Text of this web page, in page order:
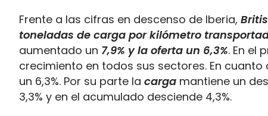
Frente a las cifras en descenso de Iberia,
toneladas de carga por kilómetro
aumentado un 7,9% y la oferta un 6,3%. En el
crecimiento en todos sus sectores. En cuanto
un 6,3%. Por su parte la carga mantiene un
3,3% y en el acumulado desciende 4,3%.